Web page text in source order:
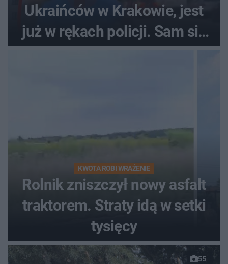
Ukraińców w Krakowie, jest
już w rękach policji. Sam się
KWOTA ROBI WRAŻENIE
Rolnik zniszczył nowy asfalt
traktorem. Straty idą w setki
tysięcy
55